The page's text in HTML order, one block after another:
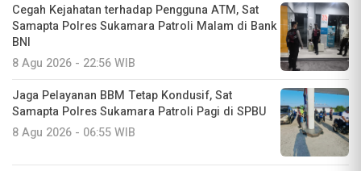
Cegah Kejahatan terhadap Pengguna ATM, Sat
Samapta Polres Sukamara Patroli Malam di Bank
BNI
8 Agu 2026 - 22:56 WIB
Jaga Pelayanan BBM Tetap Kondusif, Sat
Samapta Polres Sukamara Patroli Pagi di SPBU
8 Agu 2026 - 06:55 WIB